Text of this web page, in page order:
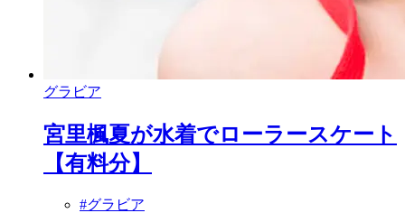
グラビア
宮里楓夏が水着でローラースケート
【有料分】
#グラビア